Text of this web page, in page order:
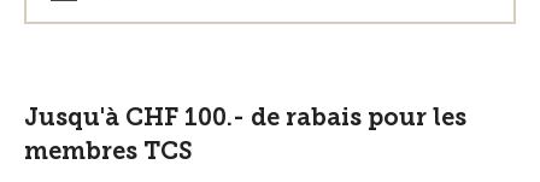
Jusqu'à CHF 100.- de rabais pour les
membres TCS